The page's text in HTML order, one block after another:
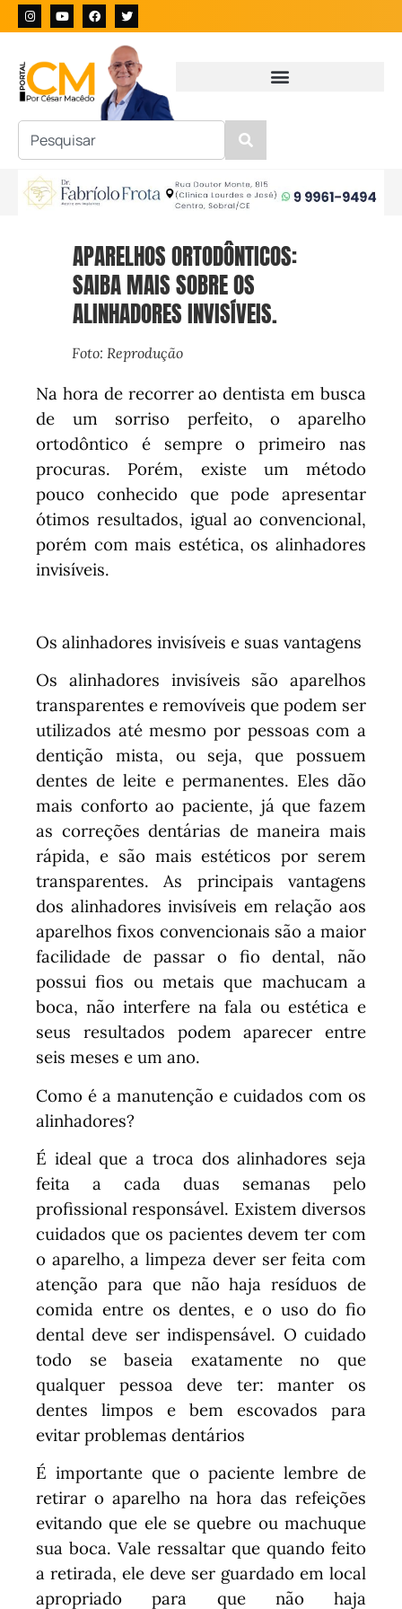
APARELHOS ORTODÔNTICOS:
SAIBA MAIS SOBRE OS
ALINHADORES INVISÍVEIS.
Foto: Reprodução
Na hora de recorrer ao dentista em busca
de um sorriso perfeito, o aparelho
ortodôntico é sempre o primeiro nas
procuras. Porém, existe um método
pouco conhecido que pode apresentar
ótimos resultados, igual ao convencional,
porém com mais estética, os alinhadores
invisíveis.
Os alinhadores invisíveis e suas vantagens
Os alinhadores invisíveis são aparelhos
transparentes e removíveis que podem ser
utilizados até mesmo por pessoas com a
dentição mista, ou seja, que possuem
dentes de leite e permanentes. Eles dão
mais conforto ao paciente, já que fazem
as correções dentárias de maneira mais
rápida, e são mais estéticos por serem
transparentes. As principais vantagens
dos alinhadores invisíveis em relação aos
aparelhos fixos convencionais são a maior
facilidade de passar o fio dental, não
possui fios ou metais que machucam a
boca, não interfere na fala ou estética e
seus resultados podem aparecer entre
seis meses e um ano.
Como é a manutenção e cuidados com os
alinhadores?
É ideal que a troca dos alinhadores seja
feita a cada duas semanas pelo
profissional responsável. Existem diversos
cuidados que os pacientes devem ter com
o aparelho, a limpeza dever ser feita com
atenção para que não haja resíduos de
comida entre os dentes, e o uso do fio
dental deve ser indispensável. O cuidado
todo se baseia exatamente no que
qualquer pessoa deve ter: manter os
dentes limpos e bem escovados para
evitar problemas dentários
É importante que o paciente lembre de
retirar o aparelho na hora das refeições
evitando que ele se quebre ou machuque
sua boca. Vale ressaltar que quando feito
a retirada, ele deve ser guardado em local
apropriado para que não haja